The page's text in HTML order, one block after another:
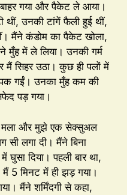
गया और पैकेट ले आया।
थीं, उनकी टांगें फैली हुई थीं,
मैंने कंडोम का पैकेट खोला,
मुँह में ले लिया। उनकी गर्म
मैं सिहर उठा। कुछ ही पलों में
गईं। उनका मुँह कम की
पड़ गया।
मला और मुझे एक सेक्सुअल
लगा दी। मैंने बिना
दिया। पहली बार था,
5 मिनट में ही झड़ गया।
मैंने शर्मिंदगी से कहा,